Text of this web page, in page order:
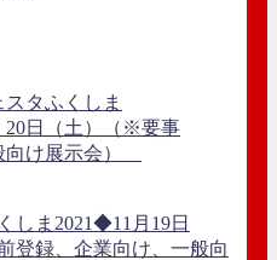
しま2021◆11月19日
登録、企業向け、一般向